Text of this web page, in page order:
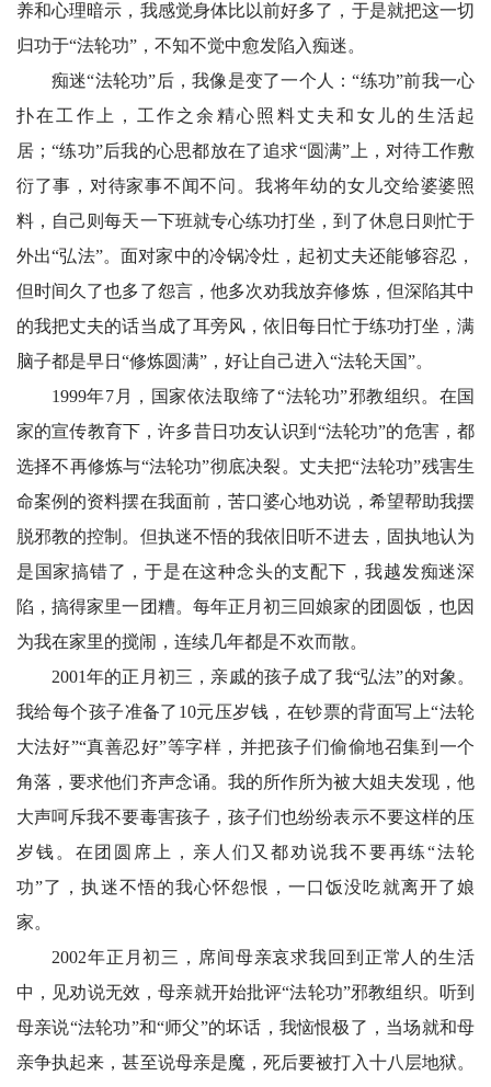
养和心理暗示，我感觉身体比以前好多了，于是就把这一切
归功于“法轮功”，不知不觉中愈发陷入痴迷。
痴迷“法轮功”后，我像是变了一个人：“练功”前我一心
扑在工作上，工作之余精心照料丈夫和女儿的生活起
居；“练功”后我的心思都放在了追求“圆满”上，对待工作敷
衍了事，对待家事不闻不问。我将年幼的女儿交给婆婆照
料，自己则每天一下班就专心练功打坐，到了休息日则忙于
外出“弘法”。面对家中的冷锅冷灶，起初丈夫还能够容忍，
但时间久了也多了怨言，他多次劝我放弃修炼，但深陷其中
的我把丈夫的话当成了耳旁风，依旧每日忙于练功打坐，满
脑子都是早日“修炼圆满”，好让自己进入“法轮天国”。
1999年7月，国家依法取缔了“法轮功”邪教组织。在国
家的宣传教育下，许多昔日功友认识到“法轮功”的危害，都
选择不再修炼与“法轮功”彻底决裂。丈夫把“法轮功”残害生
命案例的资料摆在我面前，苦口婆心地劝说，希望帮助我摆
脱邪教的控制。但执迷不悟的我依旧听不进去，固执地认为
是国家搞错了，于是在这种念头的支配下，我越发痴迷深
陷，搞得家里一团糟。每年正月初三回娘家的团圆饭，也因
为我在家里的搅闹，连续几年都是不欢而散。
2001年的正月初三，亲戚的孩子成了我“弘法”的对象。
我给每个孩子准备了10元压岁钱，在钞票的背面写上“法轮
大法好”“真善忍好”等字样，并把孩子们偷偷地召集到一个
角落，要求他们齐声念诵。我的所作所为被大姐夫发现，他
大声呵斥我不要毒害孩子，孩子们也纷纷表示不要这样的压
岁钱。在团圆席上，亲人们又都劝说我不要再练“法轮
功”了，执迷不悟的我心怀怨恨，一口饭没吃就离开了娘
家。
2002年正月初三，席间母亲哀求我回到正常人的生活
中，见劝说无效，母亲就开始批评“法轮功”邪教组织。听到
母亲说“法轮功”和“师父”的坏话，我恼恨极了，当场就和母
亲争执起来，甚至说母亲是魔，死后要被打入十八层地狱。